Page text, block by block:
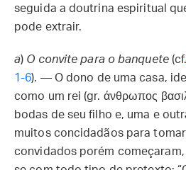
seguida a doutrina espiritual
pode extrair.
a) O convite para o banquete(cf.
1-6). — O dono de uma casa,
como um rei (gr. άνθρωπος
bodas de seu filho e, uma e
muitos concidadãos para
convidados porém começaram,